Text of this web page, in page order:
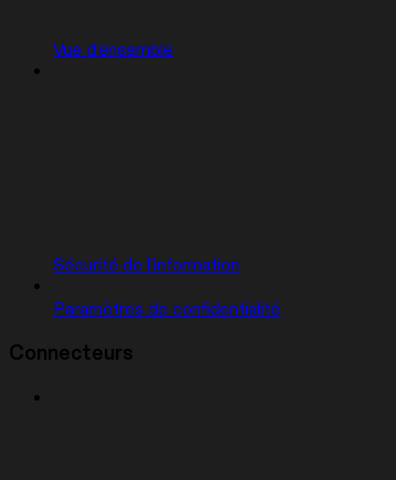
Vue d'ensemble
Sécurité de l'information
Paramètres de confidentialité
Connecteurs